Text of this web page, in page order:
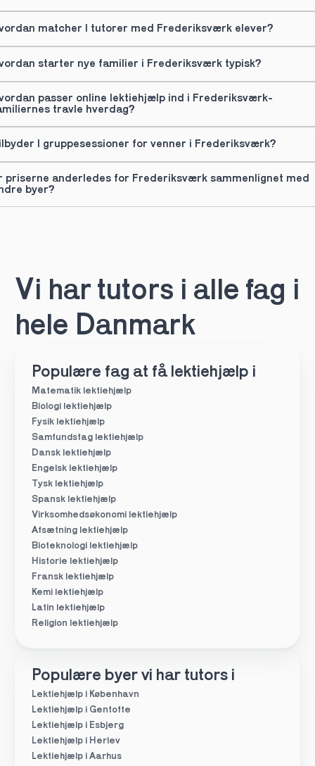
matcher I tutorer med Frederiksværk elever?
starter nye familier i Frederiksværk typisk?
passer online lektiehjælp ind i Frederiksværk-
travle hverdag?
I gruppesessioner for venner i Frederiksværk?
priserne anderledes for Frederiksværk sammenlignet med
byer?
Vi har tutors i alle fag i
hele Danmark
Populære fag at få lektiehjælp i
Matematik lektiehjælp
Biologi lektiehjælp
Fysik lektiehjælp
Samfundsfag lektiehjælp
Dansk lektiehjælp
Engelsk lektiehjælp
Tysk lektiehjælp
Spansk lektiehjælp
Virksomhedsøkonomi lektiehjælp
Afsætning lektiehjælp
Bioteknologi lektiehjælp
Historie lektiehjælp
Fransk lektiehjælp
Kemi lektiehjælp
Latin lektiehjælp
Religion lektiehjælp
Populære byer vi har tutors i
Lektiehjælp i København
Lektiehjælp i Gentofte
Lektiehjælp i Esbjerg
Lektiehjælp i Herlev
Lektiehjælp i Aarhus